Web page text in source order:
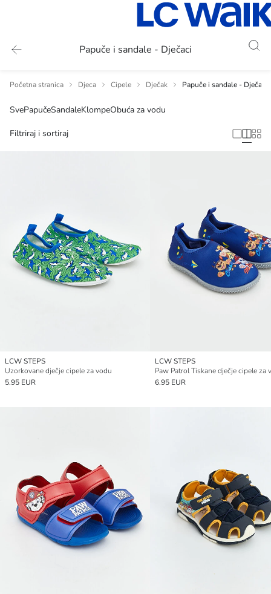
Papuče i sandale - Dječaci
Početna stranica Djeca Cipele Dječak Papuče i sandale - Dječaci
SvePapučeSandaleKlompeObuća za vodu
Filtriraj i sortiraj
LCW STEPS
Uzorkovane dječje cipele za vodu
5.95 EUR
LCW STEPS
Paw Patrol Tiskane dječje cipele za
6.95 EUR